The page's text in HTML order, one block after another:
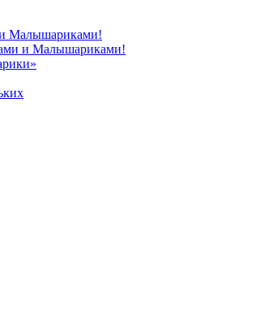
Малышариками!
и Малышариками!